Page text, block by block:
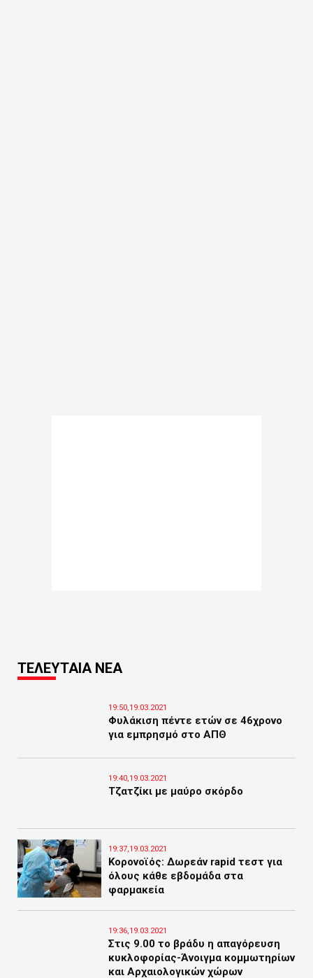
ΤΕΛΕΥΤΑΙΑ ΝΕΑ
19:50,19.03.2021
Φυλάκιση πέντε ετών σε 46χρονο
για εμπρησμό στο ΑΠΘ
19:40,19.03.2021
Τζατζίκι με μαύρο σκόρδο
19:37,19.03.2021
Κορονοϊός: Δωρεάν rapid τεστ για
όλους κάθε εβδομάδα στα
φαρμακεία
19:36,19.03.2021
Στις 9.00 το βράδυ η απαγόρευση
κυκλοφορίας-Άνοιγμα κομμωτηρίων
και Αρχαιολογικών χώρων